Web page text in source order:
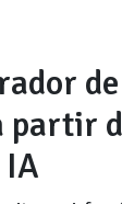
partir